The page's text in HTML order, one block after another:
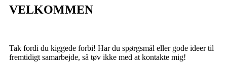
VELKOMMEN
Tak fordi du kiggede forbi! Har du spørgsmål eller gode ideer til
fremtidigt samarbejde, så tøv ikke med at kontakte mig!